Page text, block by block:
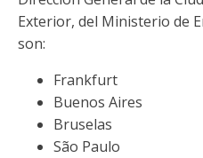
Exterior, del Ministerio de
son:
Frankfurt
Buenos Aires
Bruselas
São Paulo